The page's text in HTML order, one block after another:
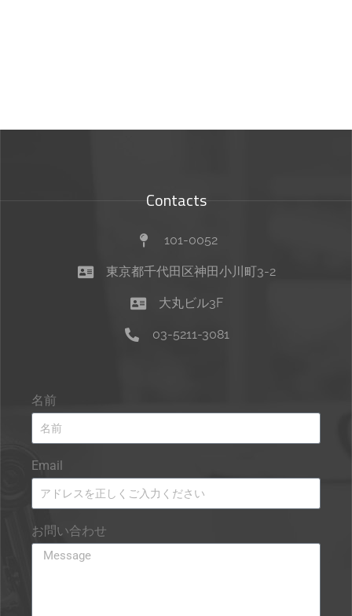
Contacts
101-0052
東京都千代田区神田小川町3-2
大丸ビル3F
03-5211-3081
名前
Email
お問い合わせ